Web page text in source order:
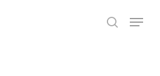
search
Menu